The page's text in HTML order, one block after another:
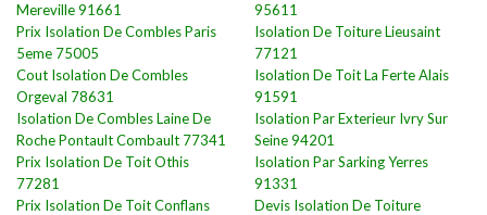
Mereville 91661
Prix Isolation De Combles Paris
5eme 75005
Cout Isolation De Combles
Orgeval 78631
Isolation De Combles Laine De
Roche Pontault Combault 77341
Prix Isolation De Toit Othis
77281
Prix Isolation De Toit Conflans
95611
Isolation De Toiture Lieusaint
77121
Isolation De Toit La Ferte Alais
91591
Isolation Par Exterieur Ivry Sur
Seine 94201
Isolation Par Sarking Yerres
91331
Devis Isolation De Toiture